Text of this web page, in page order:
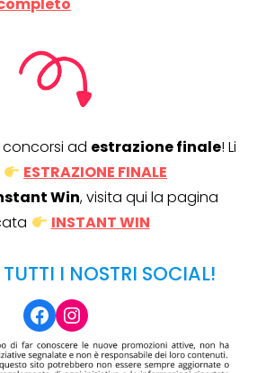
ad estrazione finale! Li
ESTRAZIONE FINALE
Win, visita qui la pagina
INSTANT WIN
I NOSTRI SOCIAL!
Facebook
Instagram